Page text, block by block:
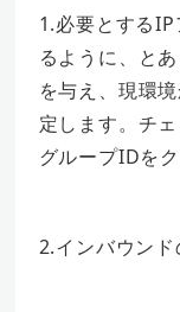
1.必要とする
るように、と
を与え、現環
定します。チ
グループIDをク
2.インバウンド